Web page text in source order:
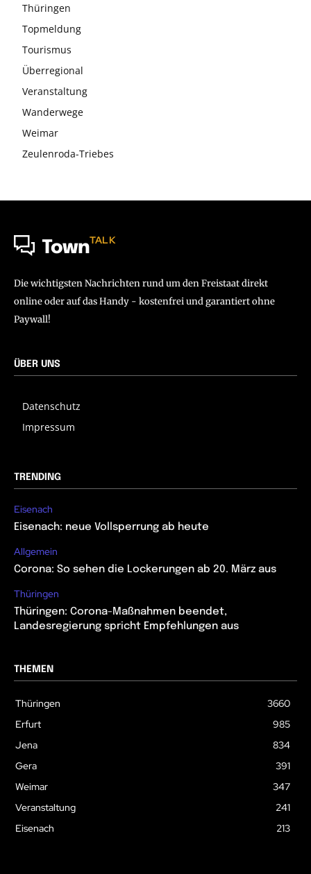
Thüringen
Topmeldung
Tourismus
Überregional
Veranstaltung
Wanderwege
Weimar
Zeulenroda-Triebes
TownTALK
Die wichtigsten Nachrichten rund um den Freistaat direkt
online oder auf das Handy - kostenfrei und garantiert ohne
Paywall!
ÜBER UNS
Datenschutz
Impressum
TRENDING
Eisenach
Eisenach: neue Vollsperrung ab heute
Allgemein
Corona: So sehen die Lockerungen ab 20. März aus
Thüringen
Thüringen: Corona-Maßnahmen beendet,
Landesregierung spricht Empfehlungen aus
THEMEN
Thüringen
3660
Erfurt
985
Jena
834
Gera
391
Weimar
347
Veranstaltung
241
Eisenach
213